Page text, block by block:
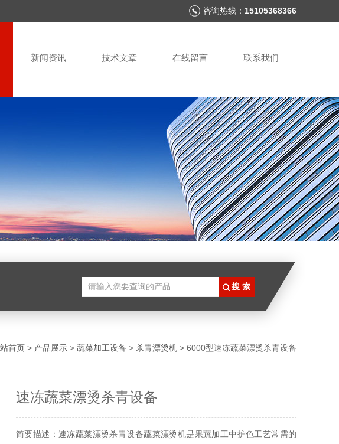
咨询热线： 15105368366
新闻资讯 技术文章 在线留言 联系我们
首页 > 产品展示 > 蔬菜加工设备 > 杀青漂烫机 > 6000型速冻蔬菜漂烫杀青设备
速冻蔬菜漂烫杀青设备
简要描述：速冻蔬菜漂烫杀青设备蔬菜漂烫机是果蔬加工中护色工艺常需的